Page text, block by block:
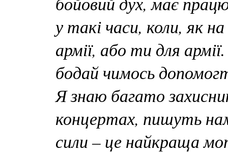
у такі часи, коли, як
армії, або ти для
бодай чимось
Я знаю багато
концертах, пишуть
сили – це найкраща